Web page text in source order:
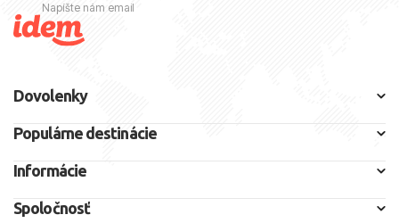
Napíšte nám email
Dovolenky
Populárne destinácie
Informácie
Spoločnosť